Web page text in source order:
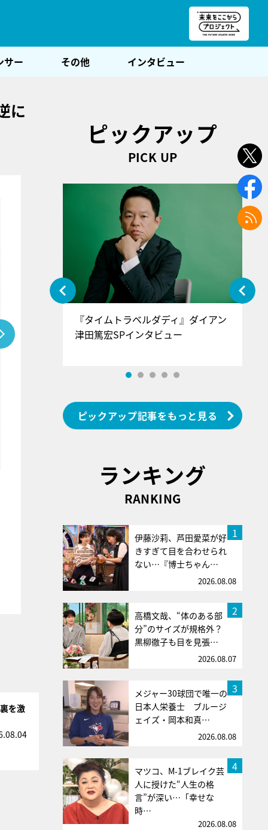
サー その他 インタビュー
に
を激
ピックアップ
PICK UP
』＝LOV
インタ
『タイムトラベルダディ』ダイアン
津田篤宏SPインタビュー
ピックアップ記事をもっと見る
ランキング
RANKING
1
伊藤沙莉、芦田愛菜が好
きすぎて目を合わせられ
ない…『博士ちゃん…
2026.08.08
2
高橋文哉、“体のある部
分”のサイズが規格外？
黒柳徹子も目を見張…
2026.08.07
3
メジャー30球団で唯一の
日本人栄養士 ブルージ
ェイズ・岡本和真…
2026.08.08
4
マツコ、M-1ブレイク芸
人に授けた“人生の格
言”が深い…「幸せな
時…
2026.08.08